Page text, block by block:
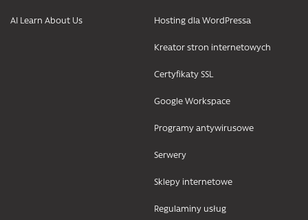
AI Learn About Us Hosting dla WordPressa
Kreator stron internetowych
Certyfikaty SSL
Google Workspace
Programy antywirusowe
Serwery
Sklepy internetowe
Regulaminy usług